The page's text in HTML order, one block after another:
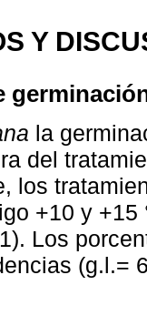
Y
la
del
los
+10 y
Los
(g.l.=